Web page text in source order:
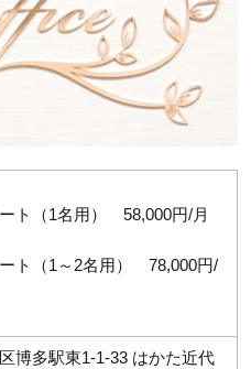
ト（1名用） 58,000円/月
ト（1～2名用） 78,000円/
博多駅東1-1-33 はかた近代